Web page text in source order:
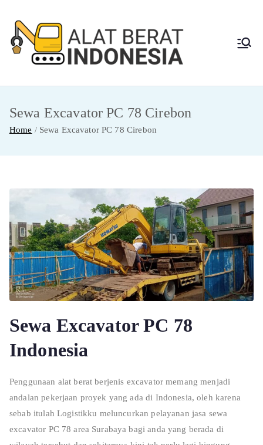
content
Berat
Indon
Jasa Sewa Alat
Sewa Excavator PC 78 Cirebon
Home Sewa Excavator PC 78 Cirebon
Sewa Excavator PC 78
Indonesia
Penggunaan alat berat berjenis excavator memang menjadi
andalan pekerjaan proyek yang ada di Indonesia, oleh karena
sebab itulah Logistikku meluncurkan pelayanan jasa sewa
excavator PC 78 area Surabaya bagi anda yang berada di